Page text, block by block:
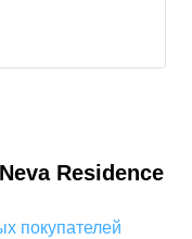
Neva Residence
покупателей